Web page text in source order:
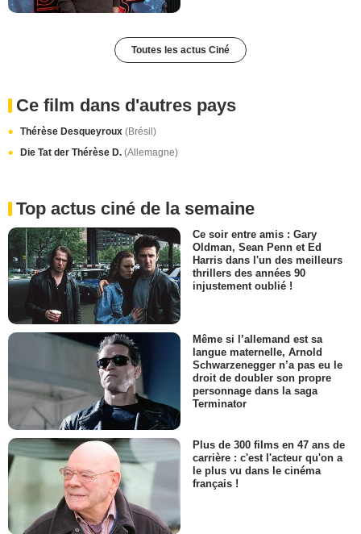
Toutes les actus Ciné
Ce film dans d'autres pays
Thérèse Desqueyroux (Brésil)
Die Tat der Thérèse D. (Allemagne)
Top actus ciné de la semaine
Ce soir entre amis : Gary
Oldman, Sean Penn et Ed
Harris dans l'un des meilleurs
thrillers des années 90
injustement oublié !
Même si l’allemand est sa
langue maternelle, Arnold
Schwarzenegger n’a pas eu le
droit de doubler son propre
personnage dans la saga
Terminator
Plus de 300 films en 47 ans de
carrière : c'est l'acteur qu'on a
le plus vu dans le cinéma
français !